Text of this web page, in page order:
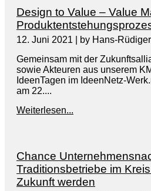
Design to Value – Value
12. Juni 2021
by Hans-
Gemeinsam mit der
sowie Akteuren aus unserem
IdeenTagen im IdeenNetz-
am 22....
Weiterlesen...
Chance
Traditionsbetriebe im
Zukunft werden